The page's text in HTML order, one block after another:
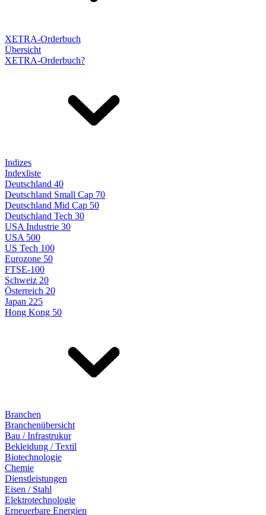
XETRA-Orderbuch
Übersicht
XETRA-Orderbuch?
Indizes
Indexliste
Deutschland 40
Deutschland Small Cap 70
Deutschland Mid Cap 50
Deutschland Tech 30
USA Industrie 30
USA 500
US Tech 100
Eurozone 50
FTSE-100
Schweiz 20
Österreich 20
Japan 225
Hong Kong 50
Branchen
Branchenübersicht
Bau / Infrastrukur
Bekleidung / Textil
Biotechnologie
Chemie
Dienstleistungen
Eisen / Stahl
Elektrotechnologie
Erneuerbare Energien